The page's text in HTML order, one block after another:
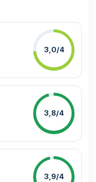
3,0/4
3,8/4
3,9/4